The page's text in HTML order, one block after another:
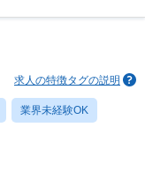
求人の特徴タグの説明
業界未経験OK